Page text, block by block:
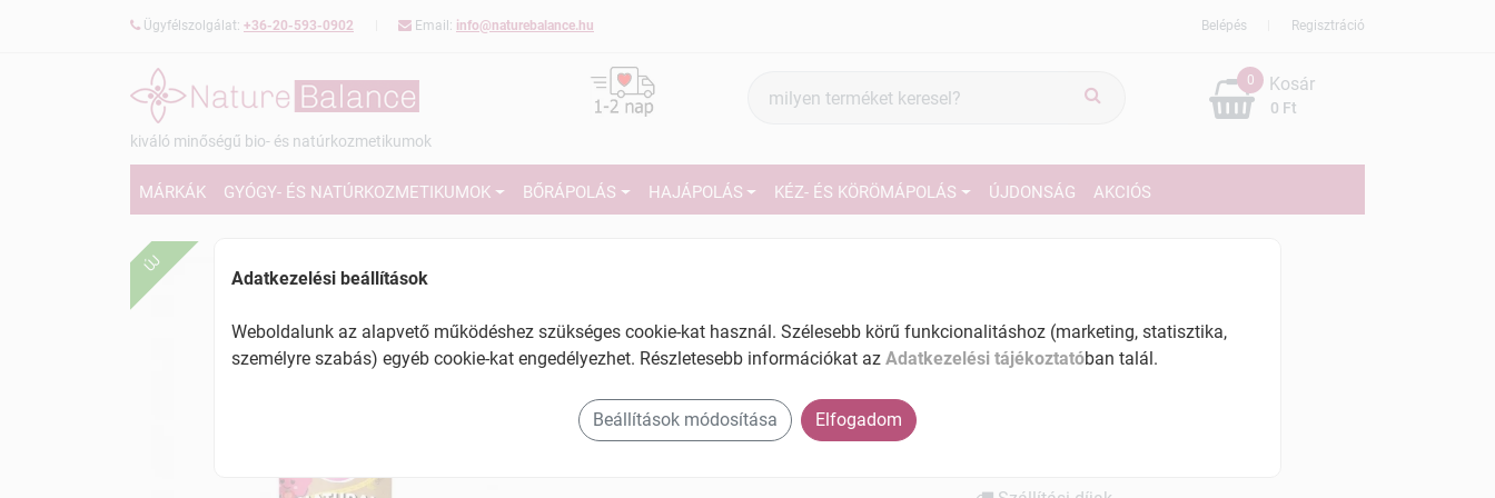
Ügyfélszolgálat: +36-20-593-0902 Email: info@naturebalance.hu Regisztráció
Belépés
kiváló minőségű bio- és natúrkozmetikumok
keresés
0
0 Ft
Kosár
MÁRKÁK GYÓGY- ÉS NATÚRKOZMETIKUMOK BŐRÁPOLÁS HAJÁPOLÁS KÉZ- ÉS KÖRÖMÁPOLÁS ÚJDONSÁG AKCIÓS
ÚJ
EAN: 4743318143170
Készletinformáció:
Adatkezelési beállítások
Weboldalunk az alapvető működéshez szükséges cookie-kat használ. Szélesebb körű funkcionalitáshoz (marketing, statisztika,
személyre szabás) egyéb cookie-kat engedélyezhet. Részletesebb információkat az Adatkezelési tájékoztatóban talál.
Beállítások módosítása Elfogadom